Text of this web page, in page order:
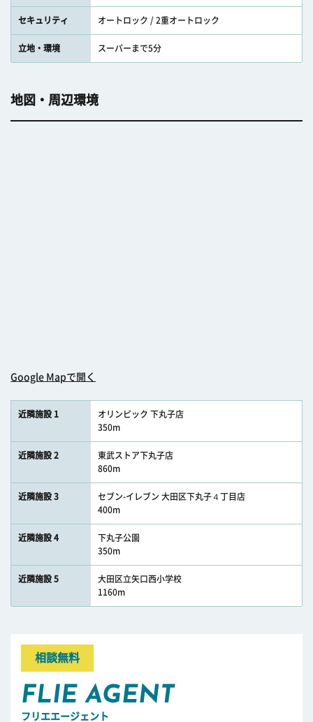
セキュリティ オートロック / 2重オートロック
立地・環境 スーパーまで5分
地図・周辺環境
Google Mapで開く
近隣施設 1
オリンピック 下丸子店
350m
近隣施設 2
東武ストア下丸子店
860m
近隣施設 3
セブン-イレブン 大田区下丸子４丁目店
400m
近隣施設 4
下丸子公園
350m
近隣施設 5
大田区立矢口西小学校
1160m
相談無料
FLIE AGENT
フリエエージェント